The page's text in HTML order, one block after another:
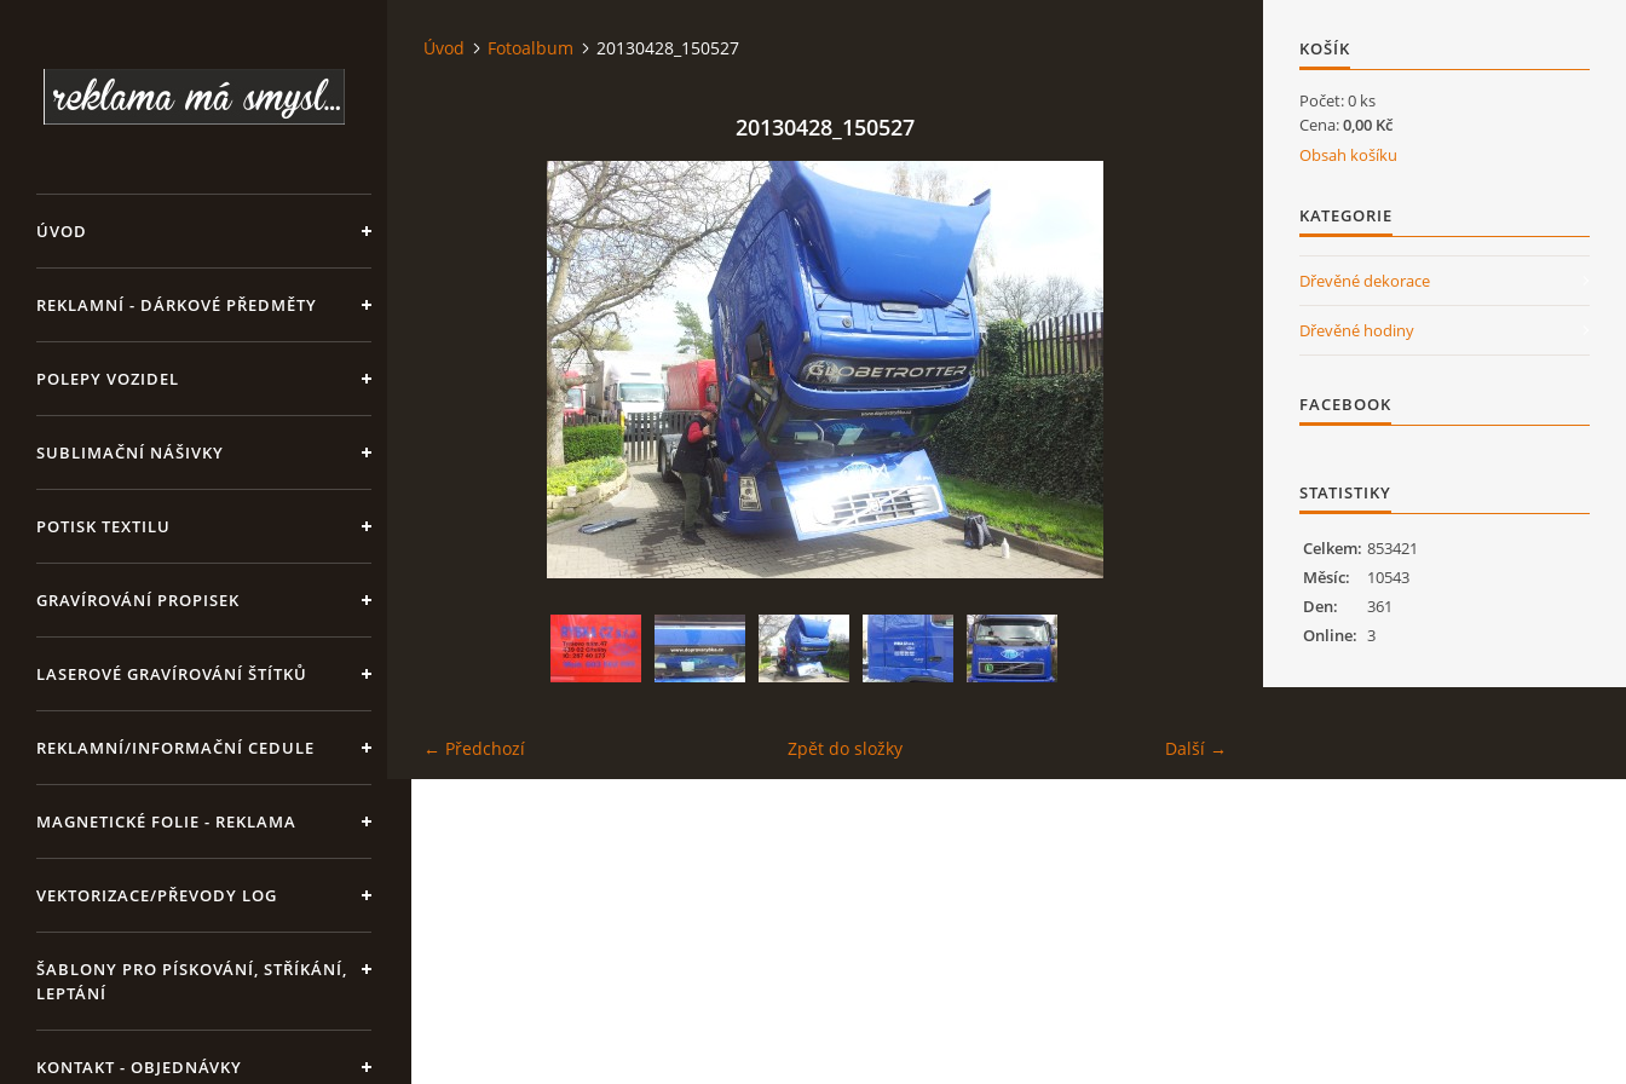
ÚVOD
REKLAMNÍ - DÁRKOVÉ PŘEDMĚTY
POLEPY VOZIDEL
SUBLIMAČNÍ NÁŠIVKY
POTISK TEXTILU
GRAVÍROVÁNÍ PROPISEK
LASEROVÉ GRAVÍROVÁNÍ ŠTÍTKŮ
REKLAMNÍ/INFORMAČNÍ CEDULE
MAGNETICKÉ FOLIE - REKLAMA
VEKTORIZACE/PŘEVODY LOG
ŠABLONY PRO PÍSKOVÁNÍ, STŘÍKÁNÍ,
LEPTÁNÍ
KONTAKT - OBJEDNÁVKY
Úvod Fotoalbum 20130428_150527
20130428_150527
← Předchozí Další →
Zpět do složky
KOŠÍK
Počet: 0 ks
Cena:0,00 Kč
Obsah košíku
KATEGORIE
Dřevěné dekorace
Dřevěné hodiny
FACEBOOK
STATISTIKY
Online: 3
Celkem: 853421
Měsíc:
10543
Den:
361